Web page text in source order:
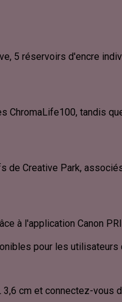
5 réservoirs d'encre
ChromaLife100, tandis
de Creative Park,
à l'application Canon
pour les utilisateurs
cm et connectez-vous